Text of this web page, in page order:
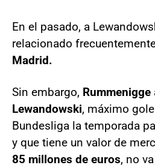
En el pasado, a
relacionado
Madrid.
Sin embargo, Rummenigge
Lewandowski, máximo
Bundesliga la temporada
y que tiene un valor de
85 millones de euros, no